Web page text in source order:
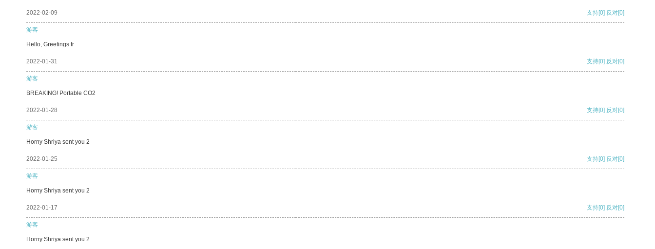
2022-02-09 支持[0] 反对[0]
游客
Hello, Greetings fr
2022-01-31 支持[0] 反对[0]
游客
BREAKING! Portable CO2
2022-01-28 支持[0] 反对[0]
游客
Horny Shriya sent you 2
2022-01-25 支持[0] 反对[0]
游客
Horny Shriya sent you 2
2022-01-17 支持[0] 反对[0]
游客
Horny Shriya sent you 2